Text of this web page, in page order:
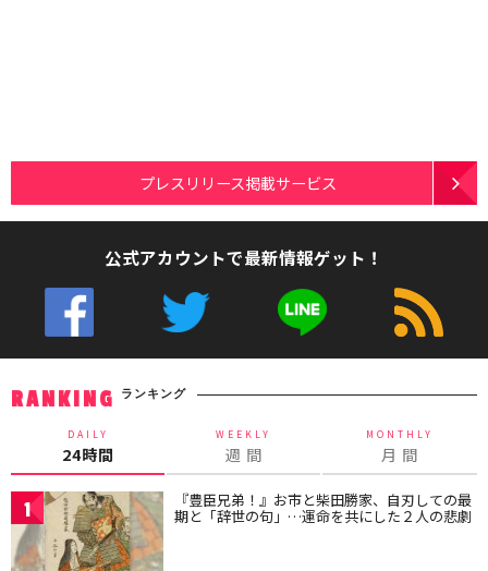
プレスリリース掲載サービス
公式アカウントで最新情報ゲット！
RANKING ランキング
DAILY
24時間
WEEKLY
週 間
MONTHLY
月 間
1 『豊臣兄弟！』お市と柴田勝家、自刃しての最
期と「辞世の句」…運命を共にした２人の悲劇